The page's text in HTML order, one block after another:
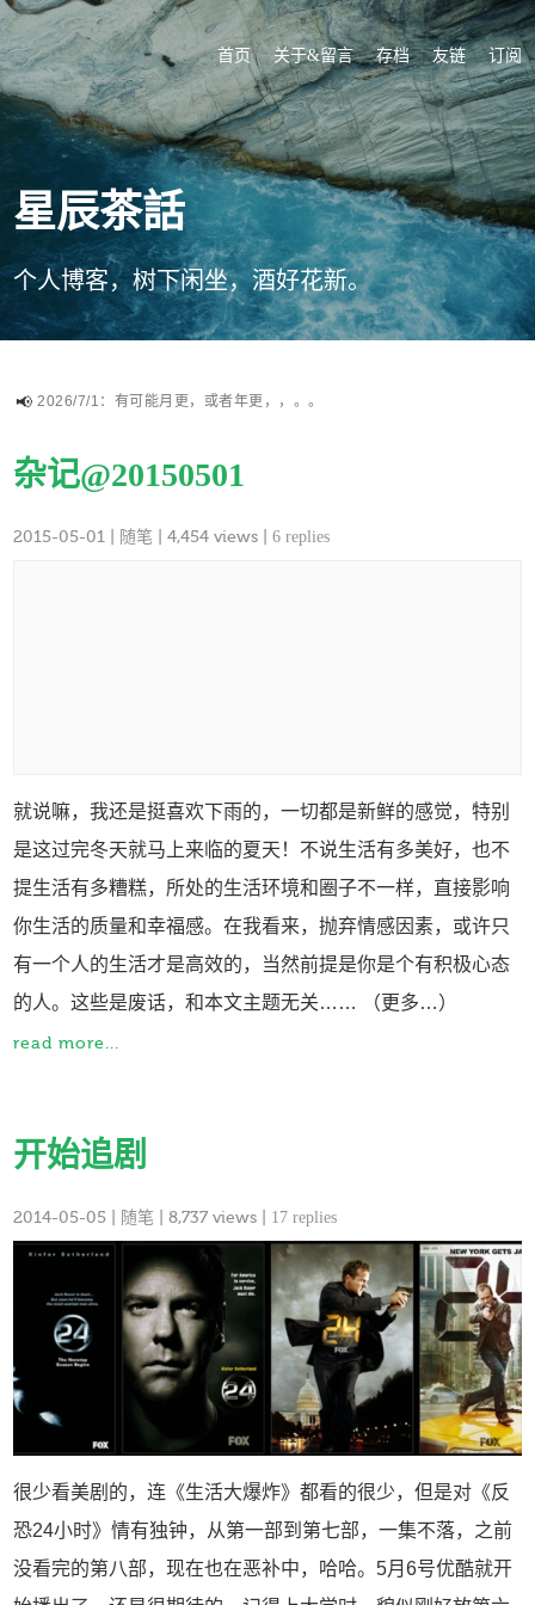
首页 关于&留言 存档 友链 订阅
星辰茶話
个人博客，树下闲坐，酒好花新。
2026/7/1：有可能月更，或者年更，，。。
杂记@20150501
2015-05-01 随笔 | 4,454 views |6 replies
就说嘛，我还是挺喜欢下雨的，一切都是新鲜的感觉，特别
是这过完冬天就马上来临的夏天！不说生活有多美好，也不
提生活有多糟糕，所处的生活环境和圈子不一样，直接影响
你生活的质量和幸福感。在我看来，抛弃情感因素，或许只
有一个人的生活才是高效的，当然前提是你是个有积极心态
的人。这些是废话，和本文主题无关…… （更多…）
read more...
开始追剧
2014-05-05 随笔 | 8,737 views | 17 replies
很少看美剧的，连《生活大爆炸》都看的很少，但是对《反
恐24小时》情有独钟，从第一部到第七部，一集不落，之前
没看完的第八部，现在也在恶补中，哈哈。5月6号优酷就开